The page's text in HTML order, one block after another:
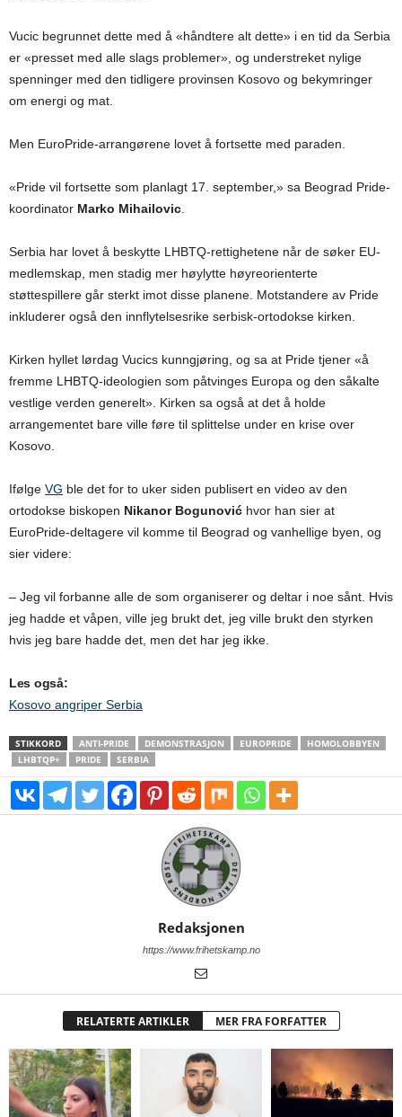
Vucic begrunnet dette med å «håndtere alt dette» i en tid da Serbia
er «presset med alle slags problemer», og understreket nylige
spenninger med den tidligere provinsen Kosovo og bekymringer
om energi og mat.
Men EuroPride-arrangørene lovet å fortsette med paraden.
«Pride vil fortsette som planlagt 17. september,» sa Beograd Pride-
koordinator Marko Mihailovic
Serbia har lovet å beskytte LHBTQ-rettighetene når de søker EU-
medlemskap, men stadig mer høylytte høyreorienterte
støttespillere går sterkt imot disse planene. Motstandere av Pride
inkluderer også den innflytelsesrike serbisk-ortodokse kirken.
Kirken hyllet lørdag Vucics kunngjøring, og sa at Pride tjener «å
fremme LHBTQ-ideologien som påtvinges Europa og den såkalte
vestlige verden generelt». Kirken sa også at det å holde
arrangementet bare ville føre til splittelse under en krise over
Kosovo.
Ifølge VG ble det for to uker siden publisert en video av den
ortodokse biskopen Nikanor Bogunović hvor han sier at
EuroPride-deltagere vil komme til Beograd og vanhellige byen, og
sier videre:
– Jeg vil forbanne alle de som organiserer og deltar i noe sånt. Hvis
jeg hadde et våpen, ville jeg brukt det, jeg ville brukt den styrken
hvis jeg bare hadde det, men det har jeg ikke.
Les også:
Kosovo angriper Serbia
STIKKORD ANTI-PRIDE DEMONSTRASJON EUROPRIDE
HOMOLOBBYEN
LHBTQP+
PRIDE SERBIA
Redaksjonen
https://www.frihetskamp.no
RELATERTE ARTIKLER MER FRA FORFATTER